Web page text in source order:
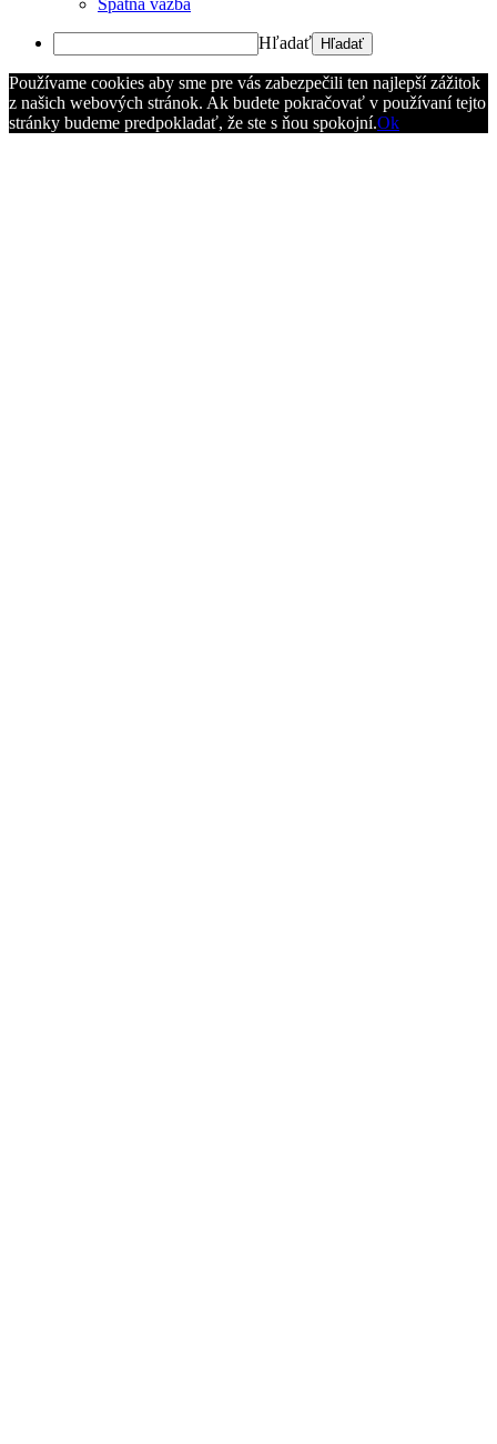
Hľadať
Používame cookies aby sme pre vás zabezpečili ten najlepší zážitok
z našich webových stránok. Ak budete pokračovať v používaní tejto
stránky budeme predpokladať, že ste s ňou spokojní.Ok